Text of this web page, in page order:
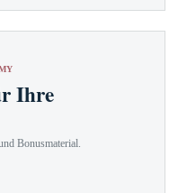
Ihre
Bonusmaterial.